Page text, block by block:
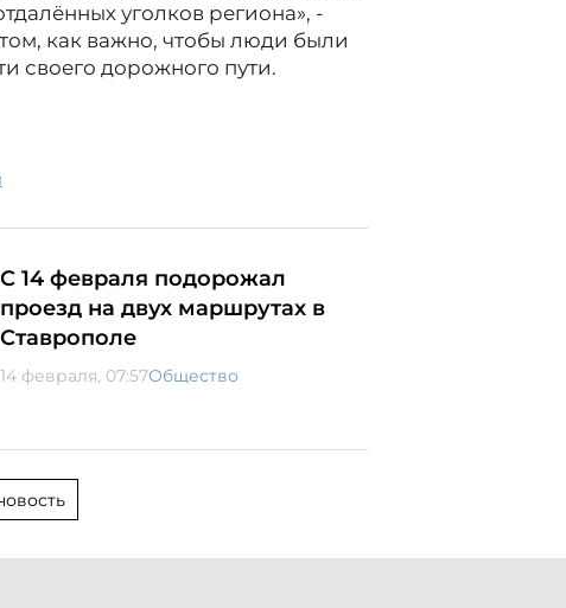
уголков региона», -
как важно, чтобы люди были
своего дорожного пути.
С 14 февраля подорожал
проезд на двух маршрутах в
Ставрополе
14 февраля, 07:57Общество